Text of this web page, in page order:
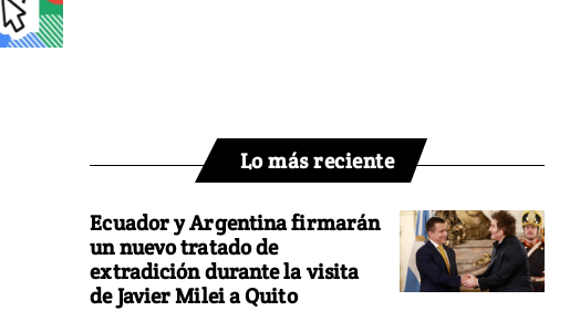
Lo más reciente
Ecuador y Argentina firmarán
un nuevo tratado de
extradición durante la visita
de Javier Milei a Quito